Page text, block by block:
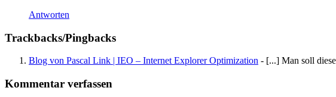
Antworten
Trackbacks/Pingbacks
Blog von Pascal Link | IEO – Internet Explorer Optimization - [...] Man soll
Kommentar verfassen